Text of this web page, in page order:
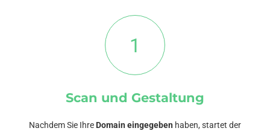
1
Scan und Gestaltung
Nachdem Sie Ihre Domain eingegeben haben, startet der